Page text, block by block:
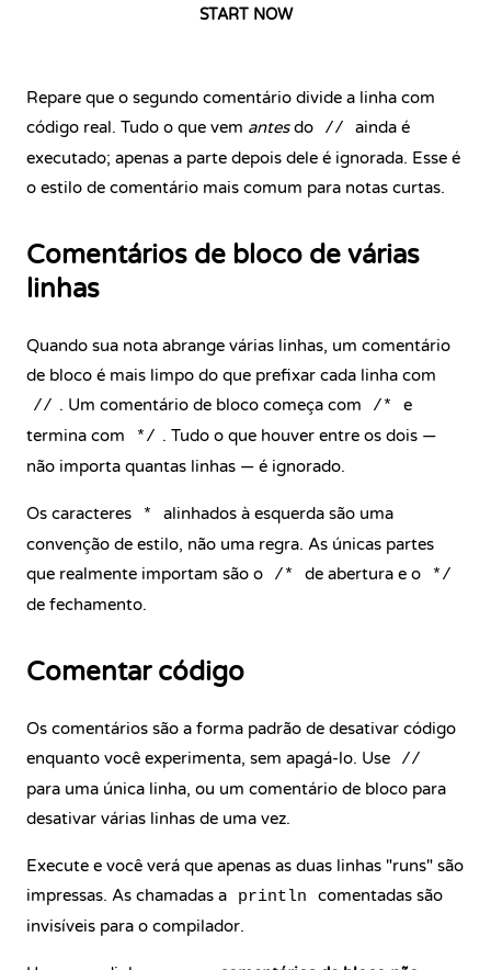
START NOW
Repare que o segundo comentário divide a linha com
código real. Tudo o que vem antesdo //
ainda é
executado; apenas a parte depois dele é ignorada. Esse é
o estilo de comentário mais comum para notas curtas.
Comentários de bloco de várias
linhas
Quando sua nota abrange várias linhas, um comentário
de bloco é mais limpo do que prefixar cada linha com
// . Um comentário de bloco começa com /*
e
termina com
*/ . Tudo o que houver entre os dois —
não importa quantas linhas — é ignorado.
Os caracteres *
alinhados à esquerda são uma
convenção de estilo, não uma regra. As únicas partes
que realmente importam são o
/* de abertura e o */
de fechamento.
Comentar código
Os comentários são a forma padrão de desativar código
enquanto você experimenta, sem apagá-lo. Use
//
para uma única linha, ou um comentário de bloco para
desativar várias linhas de uma vez.
Execute e você verá que apenas as duas linhas "runs" são
impressas. As chamadas a
println
comentadas são
invisíveis para o compilador.